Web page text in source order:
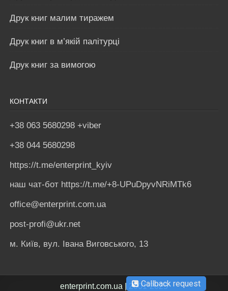
Друк книг малим тиражем
Друк книг в м’якій палітурці
Друк книг за вимогою
КОНТАКТИ
+38 063 5680298 +viber
+38 044 5680298
https://t.me/enterprint_kyiv
наш чат-бот https://t.me/+8-UPuDpyvNRiMTk6
office@enterprint.com.ua
post-profi@ukr.net
м. Київ, вул. Івана Виговського, 13
enterprint.com.ua | 2001-2025Callback request